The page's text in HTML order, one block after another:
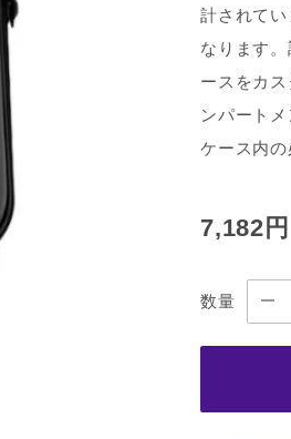
計されて
なります
ースをカ
ンパート
ケース内の
7,182円
数量